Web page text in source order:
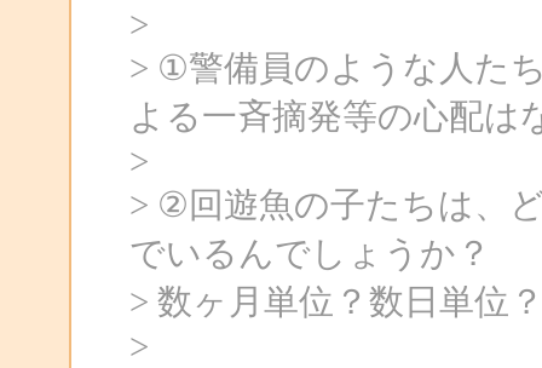
>
> ①警備員のような人た
よる一斉摘発等の心配は
>
> ②回遊魚の子たちは、
でいるんでしょうか？
> 数ヶ月単位？数日単位
>